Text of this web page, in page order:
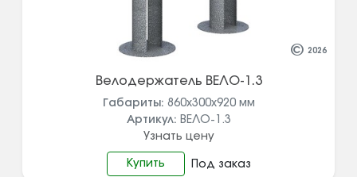
© 2026
Велодержатель ВЕЛО-1.3
Габариты: 860х300х920 мм
Артикул: ВЕЛО-1.3
Узнать цену
Купить Под заказ